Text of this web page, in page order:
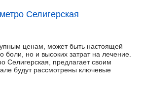
Селигерская
ценам, может быть настоящей
но и высоких затрат на лечение.
Селигерская, предлагает своим
будут рассмотрены ключевые